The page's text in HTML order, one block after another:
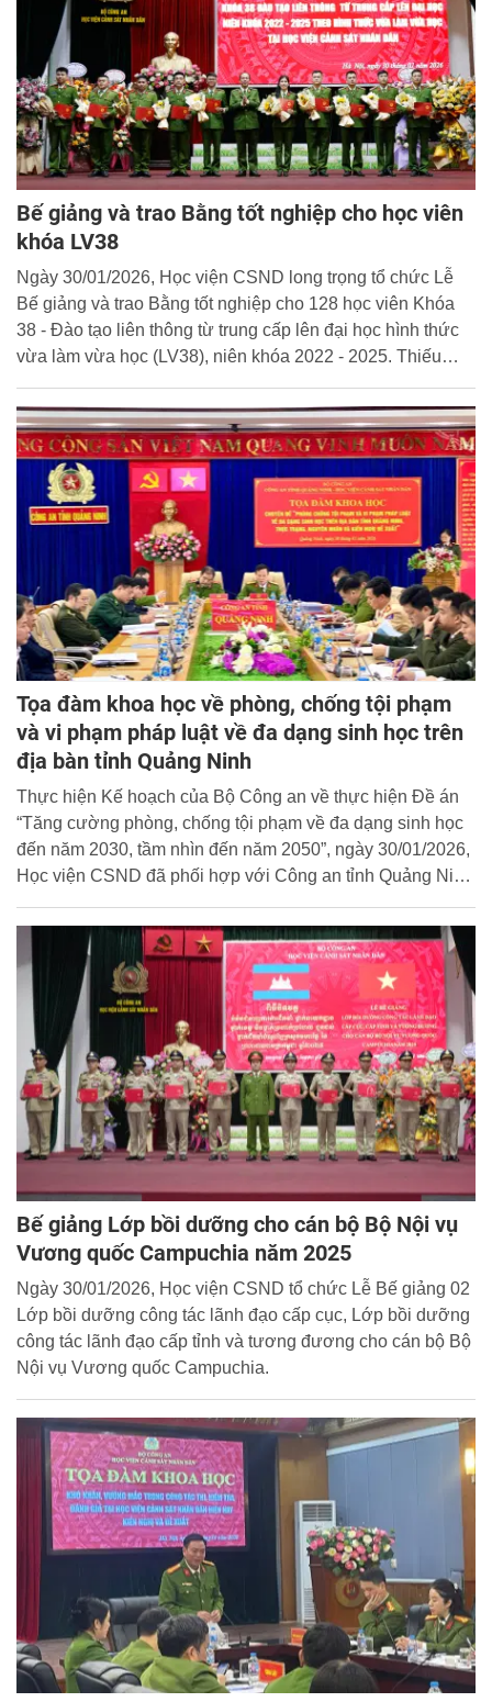
Bế giảng và trao Bằng tốt nghiệp cho học viên
khóa LV38
Ngày 30/01/2026, Học viện CSND long trọng tổ chức Lễ
Bế giảng và trao Bằng tốt nghiệp cho 128 học viên Khóa
38 - Đào tạo liên thông từ trung cấp lên đại học hình thức
vừa làm vừa học (LV38), niên khóa 2022 - 2025. Thiếu
viện dự và chủ trì buổi lễ.
Tọa đàm khoa học về phòng, chống tội phạm
và vi phạm pháp luật về đa dạng sinh học trên
địa bàn tỉnh Quảng Ninh
Thực hiện Kế hoạch của Bộ Công an về thực hiện Đề án
“Tăng cường phòng, chống tội phạm về đa dạng sinh học
đến năm 2030, tầm nhìn đến năm 2050”, ngày 30/01/2026,
Học viện CSND đã phối hợp với Công an tỉnh Quảng Ninh
tổ chức Tọa đàm khoa học với chủ đề “Phòng, chống tội
phạm và vi phạm pháp luật về đa dạng sinh học trên địa
bàn tỉnh Quảng Ninh - Thực trạng, nguyên nhân và kiến
nghị, đề xuất”.
Bế giảng Lớp bồi dưỡng cho cán bộ Bộ Nội vụ
Vương quốc Campuchia năm 2025
Ngày 30/01/2026, Học viện CSND tổ chức Lễ Bế giảng 02
Lớp bồi dưỡng công tác lãnh đạo cấp cục, Lớp bồi dưỡng
công tác lãnh đạo cấp tỉnh và tương đương cho cán bộ Bộ
Nội vụ Vương quốc Campuchia.